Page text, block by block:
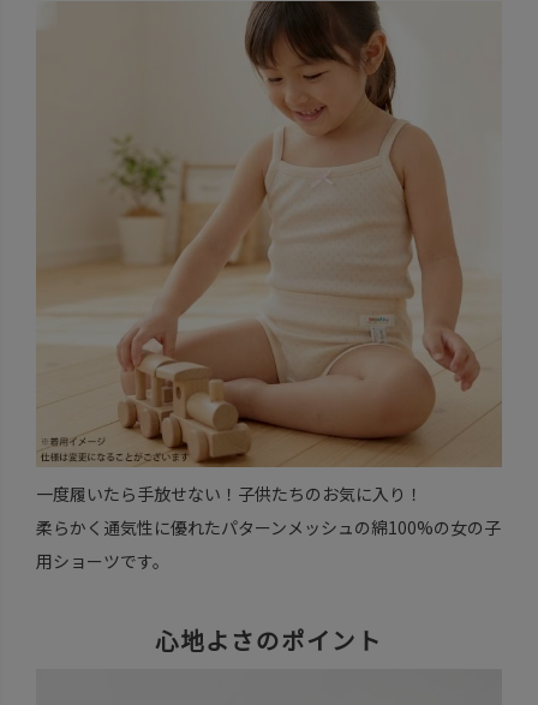
一度履いたら手放せない！子供たちのお気に入り！
柔らかく通気性に優れたパターンメッシュの綿100%の女の子
用ショーツです。
心地よさのポイント